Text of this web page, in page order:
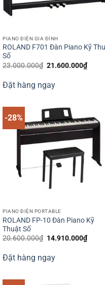
PIANO ĐIỆN GIA ĐÌNH
ROLAND F701 Đàn Piano Kỹ
Số
23.000.000₫ Giá
23.000.000₫.
21.600.000₫Giá
hiện
Đặt hàng ngay
-28%
PIANO ĐIỆN PORTABLE
ROLAND FP-10 Đàn Piano Kỹ
Thuật Số
20.600.000₫ Giá
20.600.000₫.
14.910.000₫Giá
hiện
Đặt hàng ngay